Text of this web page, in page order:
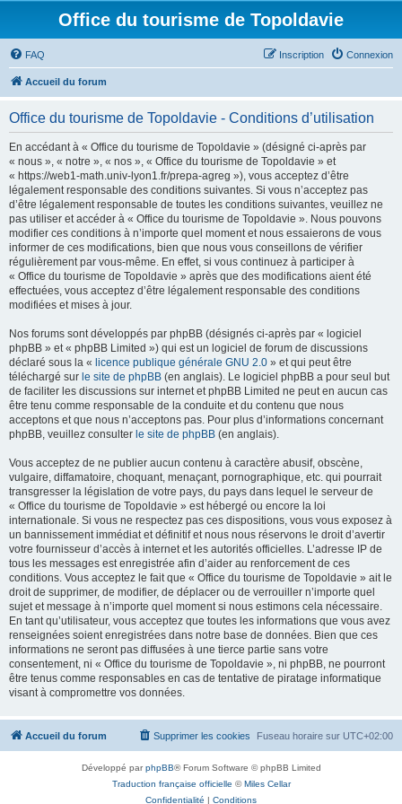
Office du tourisme de Topoldavie
FAQ Connexion
Inscription
Accueil du forum
Office du tourisme de Topoldavie - Conditions d’utilisation
En accédant à « Office du tourisme de Topoldavie » (désigné ci-après par
« nous », « notre », « nos », « Office du tourisme de Topoldavie » et
« https://web1-math.univ-lyon1.fr/prepa-agreg »), vous acceptez d’être
légalement responsable des conditions suivantes. Si vous n’acceptez pas
d’être légalement responsable de toutes les conditions suivantes, veuillez ne
pas utiliser et accéder à « Office du tourisme de Topoldavie ». Nous pouvons
modifier ces conditions à n’importe quel moment et nous essaierons de vous
informer de ces modifications, bien que nous vous conseillons de vérifier
régulièrement par vous-même. En effet, si vous continuez à participer à
« Office du tourisme de Topoldavie » après que des modifications aient été
effectuées, vous acceptez d’être légalement responsable des conditions
modifiées et mises à jour.
Nos forums sont développés par phpBB (désignés ci-après par « logiciel
phpBB » et « phpBB Limited ») qui est un logiciel de forum de discussions
déclaré sous la « licence publique générale GNU 2.0 » et qui peut être
téléchargé sur le site de phpBB (en anglais). Le logiciel phpBB a pour seul but
de faciliter les discussions sur internet et phpBB Limited ne peut en aucun cas
être tenu comme responsable de la conduite et du contenu que nous
acceptons et que nous n’acceptons pas. Pour plus d’informations concernant
phpBB, veuillez consulter le site de phpBB (en anglais).
Vous acceptez de ne publier aucun contenu à caractère abusif, obscène,
vulgaire, diffamatoire, choquant, menaçant, pornographique, etc. qui pourrait
transgresser la législation de votre pays, du pays dans lequel le serveur de
« Office du tourisme de Topoldavie » est hébergé ou encore la loi
internationale. Si vous ne respectez pas ces dispositions, vous vous exposez à
un bannissement immédiat et définitif et nous nous réservons le droit d’avertir
votre fournisseur d’accès à internet et les autorités officielles. L’adresse IP de
tous les messages est enregistrée afin d’aider au renforcement de ces
conditions. Vous acceptez le fait que « Office du tourisme de Topoldavie » ait le
droit de supprimer, de modifier, de déplacer ou de verrouiller n’importe quel
sujet et message à n’importe quel moment si nous estimons cela nécessaire.
En tant qu’utilisateur, vous acceptez que toutes les informations que vous avez
renseignées soient enregistrées dans notre base de données. Bien que ces
informations ne seront pas diffusées à une tierce partie sans votre
consentement, ni « Office du tourisme de Topoldavie », ni phpBB, ne pourront
être tenus comme responsables en cas de tentative de piratage informatique
visant à compromettre vos données.
Accueil du forum Fuseau horaire sur UTC+02:00
Supprimer les cookies
Développé parphpBB® Forum Software © phpBB Limited
Traduction française officielle ©Miles Cellar
Confidentialité | Conditions